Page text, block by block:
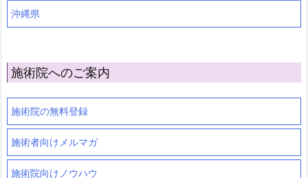
沖縄県
施術院へのご案内
施術院の無料登録
施術者向けメルマガ
施術院向けノウハウ